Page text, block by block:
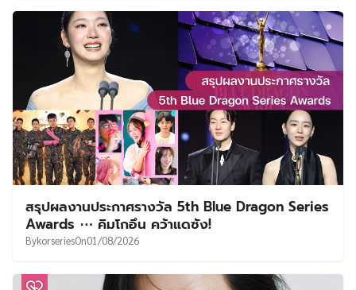
สรุปผลงานประกาศรางวัล 5th Blue Dragon Series
Awards ⋯ คิมโกอึน คว้าแดซัง!
BykorseriesOn01/08/2026